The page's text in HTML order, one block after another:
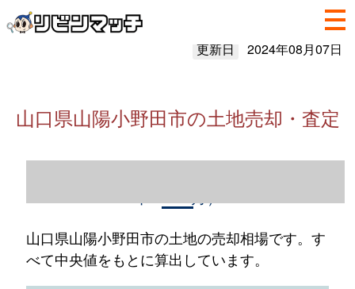
更新日 2024年08月07日
山口県山陽小野田市の土地売却・査定
山口県山陽小野田市の土地の売却相場です。す
べて中央値をもとに算出しています。